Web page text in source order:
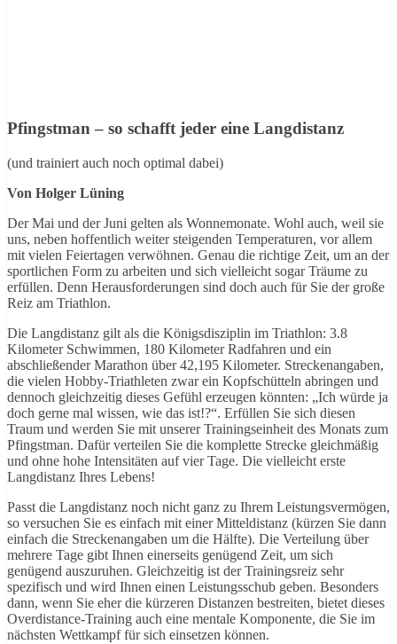
Pfingstman – so schafft jeder eine Langdistanz
(und trainiert auch noch optimal dabei)
Von Holger Lüning
Der Mai und der Juni gelten als Wonnemonate. Wohl auch, weil sie
uns, neben hoffentlich weiter steigenden Temperaturen, vor allem
mit vielen Feiertagen verwöhnen. Genau die richtige Zeit, um an der
sportlichen Form zu arbeiten und sich vielleicht sogar Träume zu
erfüllen. Denn Herausforderungen sind doch auch für Sie der große
Reiz am Triathlon.
Die Langdistanz gilt als die Königsdisziplin im Triathlon: 3.8
Kilometer Schwimmen, 180 Kilometer Radfahren und ein
abschließender Marathon über 42,195 Kilometer. Streckenangaben,
die vielen Hobby-Triathleten zwar ein Kopfschütteln abringen und
dennoch gleichzeitig dieses Gefühl erzeugen könnten: „Ich würde ja
doch gerne mal wissen, wie das ist!?“. Erfüllen Sie sich diesen
Traum und werden Sie mit unserer Trainingseinheit des Monats zum
Pfingstman. Dafür verteilen Sie die komplette Strecke gleichmäßig
und ohne hohe Intensitäten auf vier Tage. Die vielleicht erste
Langdistanz Ihres Lebens!
Passt die Langdistanz noch nicht ganz zu Ihrem Leistungsvermögen,
so versuchen Sie es einfach mit einer Mitteldistanz (kürzen Sie dann
einfach die Streckenangaben um die Hälfte). Die Verteilung über
mehrere Tage gibt Ihnen einerseits genügend Zeit, um sich
genügend auszuruhen. Gleichzeitig ist der Trainingsreiz sehr
spezifisch und wird Ihnen einen Leistungsschub geben. Besonders
dann, wenn Sie eher die kürzeren Distanzen bestreiten, bietet dieses
Overdistance-Training auch eine mentale Komponente, die Sie im
nächsten Wettkampf für sich einsetzen können.